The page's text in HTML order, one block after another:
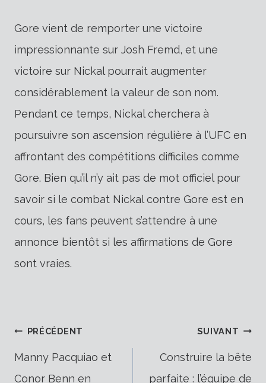
Gore vient de remporter une victoire
impressionnante sur Josh Fremd, et une
victoire sur Nickal pourrait augmenter
considérablement la valeur de son nom.
Pendant ce temps, Nickal cherchera à
poursuivre son ascension régulière à l’UFC en
affrontant des compétitions difficiles comme
Gore. Bien qu’il n’y ait pas de mot officiel pour
savoir si le combat Nickal contre Gore est en
cours, les fans peuvent s’attendre à une
annonce bientôt si les affirmations de Gore
sont vraies.
Navigation
PRÉCÉDENT
Manny Pacquiao et
Conor Benn en
SUIVANT
Construire la bête
parfaite : l’équipe de